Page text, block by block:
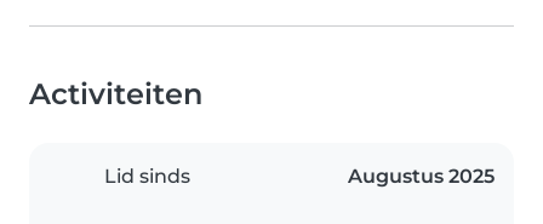
Activiteiten
Lid sinds Augustus 2025